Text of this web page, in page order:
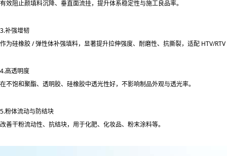
有效阻止颜填料沉降、垂直面流挂，提升体系稳定性与施工良品率。
3.补强增韧
作为硅橡胶 / 弹性体补强填料，显著提升拉伸强度、耐磨性、抗撕裂，适配 HTV/
4.高透明度
在不饱和聚酯、透明胶、硅橡胶中透光性好，不影响制品外观与透光率。
5.粉体流动与防结块
改善干粉流动性、抗结块，用于化肥、化妆品、粉末涂料等。